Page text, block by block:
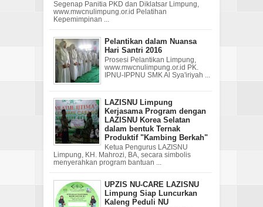
Segenap Panitia PKD dan Diklatsar Limpung,
www.mwcnulimpung.or.id Pelatihan
Kepemimpinan ...
Pelantikan dalam Nuansa
Hari Santri 2016
Prosesi Pelantikan Limpung,
www.mwcnulimpung.or.id PK.
IPNU-IPPNU SMK Al Sya'iriyah ...
LAZISNU Limpung
Kerjasama Program dengan
LAZISNU Korea Selatan
dalam bentuk Ternak
Produktif "Kambing Berkah"
Ketua Pengurus LAZISNU
Limpung, KH. Mahrozi, BA, secara simbolis
menyerahkan program bantuan ...
UPZIS NU-CARE LAZISNU
Limpung Siap Luncurkan
Kaleng Peduli NU